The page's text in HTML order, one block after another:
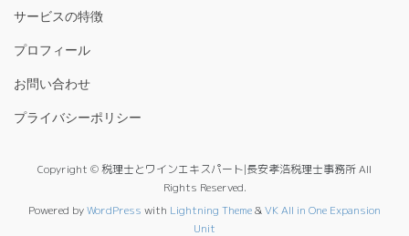
サービスの特徴
プロフィール
お問い合わせ
プライバシーポリシー
Copyright © 税理士とワインエキスパート|長安孝浩税理士事務所 All
Rights Reserved.
Powered byWordPress with Lightning Theme&VK All in One Expansion
Unit